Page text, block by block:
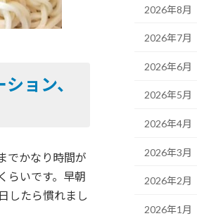
ョン、
でかなり時間が
らいです。早朝
したら慣れまし
2026年8月
2026年7月
2026年6月
2026年5月
2026年4月
2026年3月
2026年2月
2026年1月